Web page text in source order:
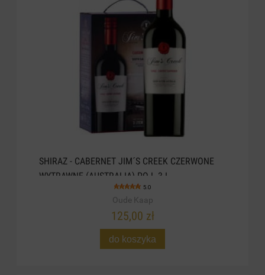
SHIRAZ - CABERNET JIM´S CREEK CZERWONE
WYTRAWNE (AUSTRALIA) POJ. 3 L
5.0
Oude Kaap
125,00 zł
do koszyka